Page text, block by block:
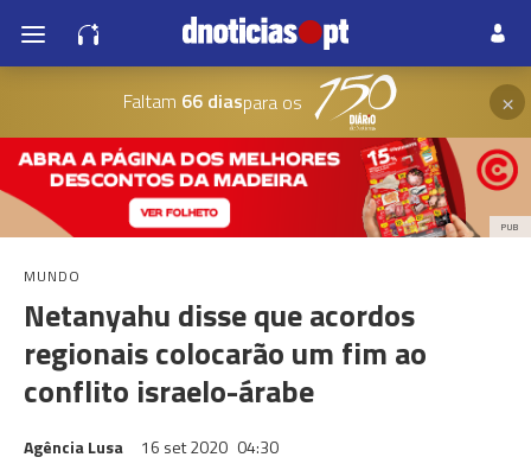
Faltam 66 diaspara os ×
PUB
MUNDO
Netanyahu disse que acordos
regionais colocarão um fim ao
conflito israelo-árabe
Agência Lusa 16 set 2020 04:30